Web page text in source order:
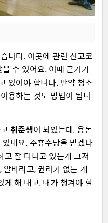
니다. 이곳에 관련 신고코
수 있어요. 이때 근거가
있어야 합니다. 만약 청소
용하는 것도 방법이 됩니
취준생이 되었는데, 용돈
네요. 주휴수당을 받겠다
잘 다니고 있는게 그저
바라고, 권리가 없는 게
게 해 내고, 내가 챙겨야 할